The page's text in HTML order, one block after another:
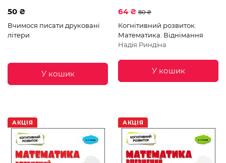
50 ₴
Вчимося писати друковані
літери
У кошик
64 ₴ 80 ₴
Когнітивний розвиток.
Математика. Віднімання
Надія Риндіна
У кошик
АКЦІЯ АКЦІЯ